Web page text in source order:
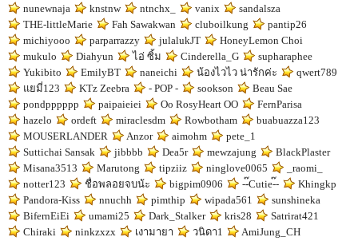
nunewnaja
knstnw ntnchx_ vanix
sandalsza
THE-littleMarie
Fah Sawakwan cluboilkung
pantip26
michiyooo
parparrazzy julalukJT
HoneyLemon Choi
mukulo
Diahyun ไอ่ ซิ้ม Cinderella_G
supharaphee
Yukibito
EmilyBT naneichi น้องไวไว น่ารักค่ะ
qwert789
แยมี่123
KTz Zeebra - POP - sookson
Beau Sae
pondpppppp
paipaieiei Oo RosyHeart OO
FernParisa
hazelo
ordeft miraclesdm Rowbotham
buabuazza123
MOUSERLANDER
Anzor aimohm
pete_1
Suttichai Sansak
jibbbb Dea5r mewzajung
BlackPlaster
Misana3513
Marutong tipziiz ninglove0065
_raomi_
notter123
ชื่อพลอยจบน้ะ bigpim0906 --๊Cutie-๊-
Khingkp
Pandora-Kiss
nnuchh pimthip wipada561
sunshineka
BifernEiEi
umami25 Dark_Stalker kris28
Satrirat421
Chiraki
ninkzxzx เงามายา วนิดา1
AmiJung_CH